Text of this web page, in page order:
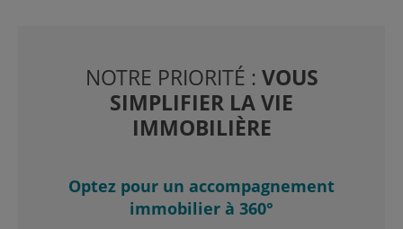
NOTRE PRIORITÉ : VOUS
SIMPLIFIER LA VIE
IMMOBILIÈRE
Optez pour un accompagnement
immobilier à 360°